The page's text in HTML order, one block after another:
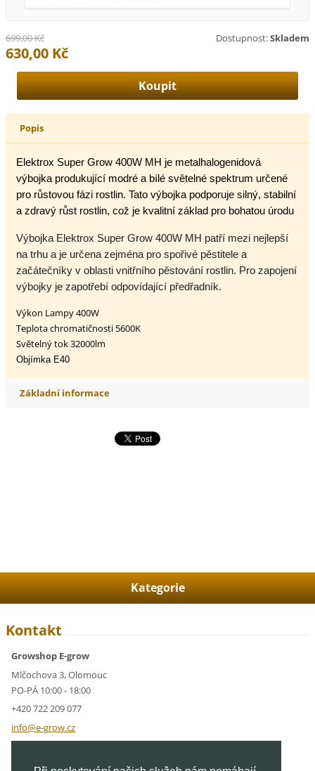
Dostupnost:Skladem
699,00 Kč
630,00 Kč
Popis
Elektrox Super Grow 400W MH je metalhalogenidová
výbojka produkující modré a bílé světelné spektrum určené
pro růstovou fázi rostlin. Tato výbojka podporuje silný, stabilní
a zdravý růst rostlin, což je kvalitní základ pro bohatou úrodu
Výbojka Elektrox Super Grow 400W MH patří mezi nejlepší
na trhu a je určena zejména pro spořivé pěstitele a
začátečníky v oblasti vnitřního pěstování rostlin. Pro zapojení
výbojky je zapotřebí odpovídající předřadník.
Výkon Lampy 400W
Teplota chromatičnosti 5600K
Světelný tok 32000lm
Objímka E40
Základní informace
Kategorie
Kontakt
Growshop E-grow
Mlčochova 3, Olomouc
PO-PÁ 10:00 - 18:00
+420 722 209 077
info@e-grow.cz
IČ: 05928591